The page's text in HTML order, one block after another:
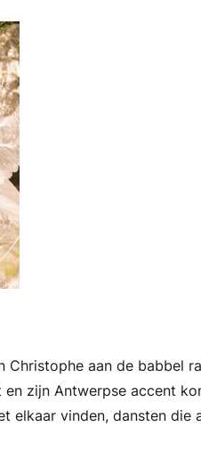
Christophe aan de babbel
zijn Antwerpse accent
elkaar vinden, dansten